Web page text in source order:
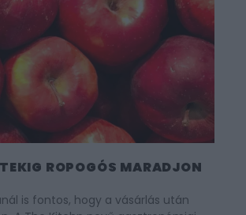
ROPOGÓS MARADJON
is fontos, hogy a vásárlás után